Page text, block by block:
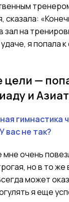
сказала:
зал на
я попала
—
и
гимнастика
вас не так?
очень
но в то же
может
я еще